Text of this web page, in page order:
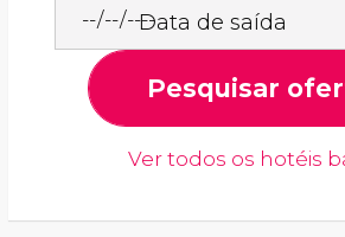
Data de saída
Pesquisar
Ver todos os hotéis